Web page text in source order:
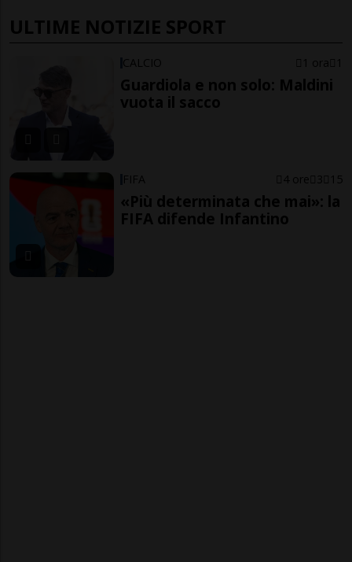
ULTIME NOTIZIE SPORT
CALCIO 1 ora 1
Guardiola e non solo: Maldini
vuota il sacco
FIFA 4 ore 3 15
«Più determinata che mai»: la
FIFA difende Infantino